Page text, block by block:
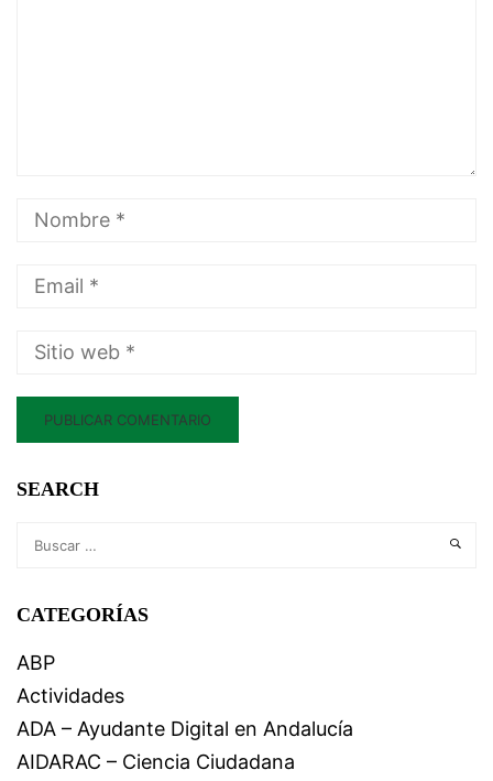
SEARCH
CATEGORÍAS
ABP
Actividades
ADA – Ayudante Digital en Andalucía
AIDARAC – Ciencia Ciudadana